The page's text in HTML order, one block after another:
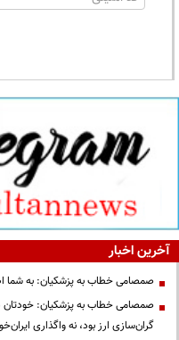
آخرین اخبار
صمصامی خطاب به پزشکیان: به شما
صمصامی خطاب به پزشکیان: خودتان
گران‌سازی ارز بود، نه واگذاری